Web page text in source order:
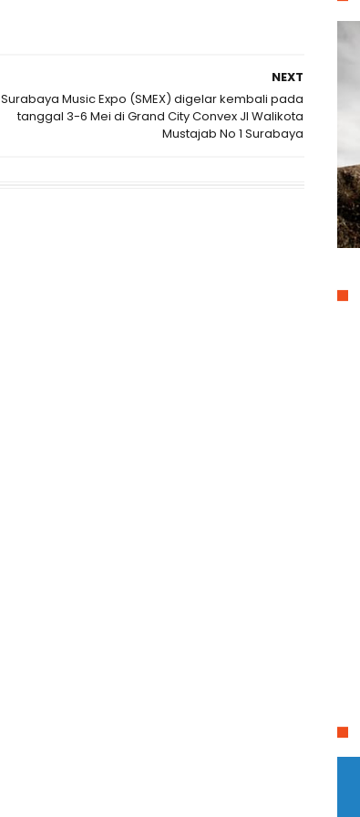
NEXT
Surabaya Music Expo (SMEX) digelar kembali pada
tanggal 3-6 Mei di Grand City Convex Jl Walikota
Mustajab No 1 Surabaya